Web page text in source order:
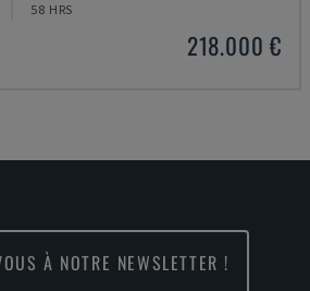
58 HRS
218.000 €
À NOTRE NEWSLETTER !